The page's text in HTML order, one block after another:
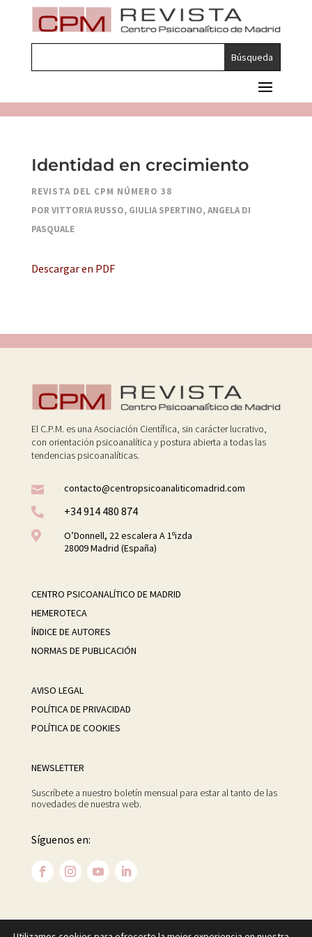
Identidad en crecimiento
REVISTA DEL CPM NÚMERO 38
POR VITTORIA RUSSO, GIULIA SPERTINO, ANGELA DI
PASQUALE
Descargar en PDF
El C.P.M. es una Asociación Científica, sin carácter lucrativo,
con orientación psicoanalítica y postura abierta a todas las
tendencias psicoanalíticas.

contacto@centropsicoanaliticomadrid.com

+34 914 480 874

O’Donnell, 22 escalera A 1ºizda
28009 Madrid (España)
CENTRO PSICOANALÍTICO DE MADRID
HEMEROTECA
ÍNDICE DE AUTORES
NORMAS DE PUBLICACIÓN
AVISO LEGAL
POLÍTICA DE PRIVACIDAD
POLÍTICA DE COOKIES
NEWSLETTER
Suscríbete a nuestro boletín mensual para estar al tanto de las
novedades de nuestra web.
Síguenos en: